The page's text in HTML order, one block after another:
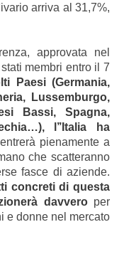
arriva al 31,7%,
approvata nel
membri entro il 7
Paesi (Germania,
Lussemburgo,
Bassi, Spagna,
l’’Italia ha
pienamente a
che scatteranno
fasce di aziende.
concreti di questa
davvero per
e donne nel mercato